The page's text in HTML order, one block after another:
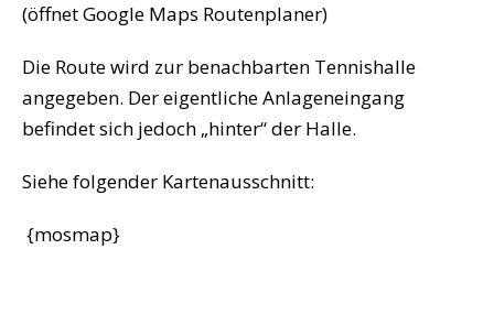
(öffnet Google Maps Routenplaner)
Die Route wird zur benachbarten Tennishalle
angegeben. Der eigentliche Anlageneingang
befindet sich jedoch „hinter“ der Halle.
Siehe folgender Kartenausschnitt:
{mosmap}